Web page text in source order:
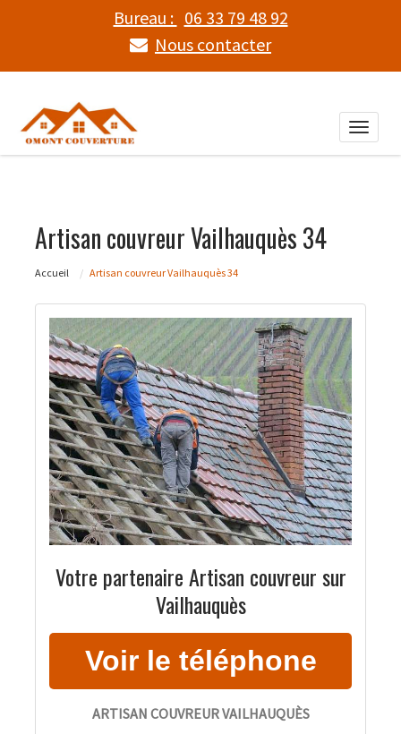
Bureau : 06 33 79 48 92
Nous contacter
Toggle
Artisan couvreur Vailhauquès 34
Accueil Artisan couvreur Vailhauquès 34
Votre partenaire Artisan couvreur sur
Vailhauquès
ARTISAN COUVREUR VAILHAUQUÈS